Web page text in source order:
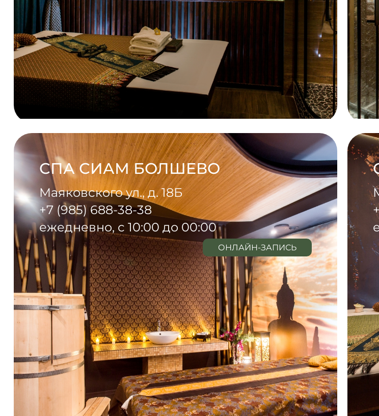
СПА СИАМ БОЛШЕВО
Маяковского ул., д. 18Б
+7 (985) 688-38-38
ежедневно, с 10:00 до 00:00
ОНЛАЙН-ЗАПИСЬ